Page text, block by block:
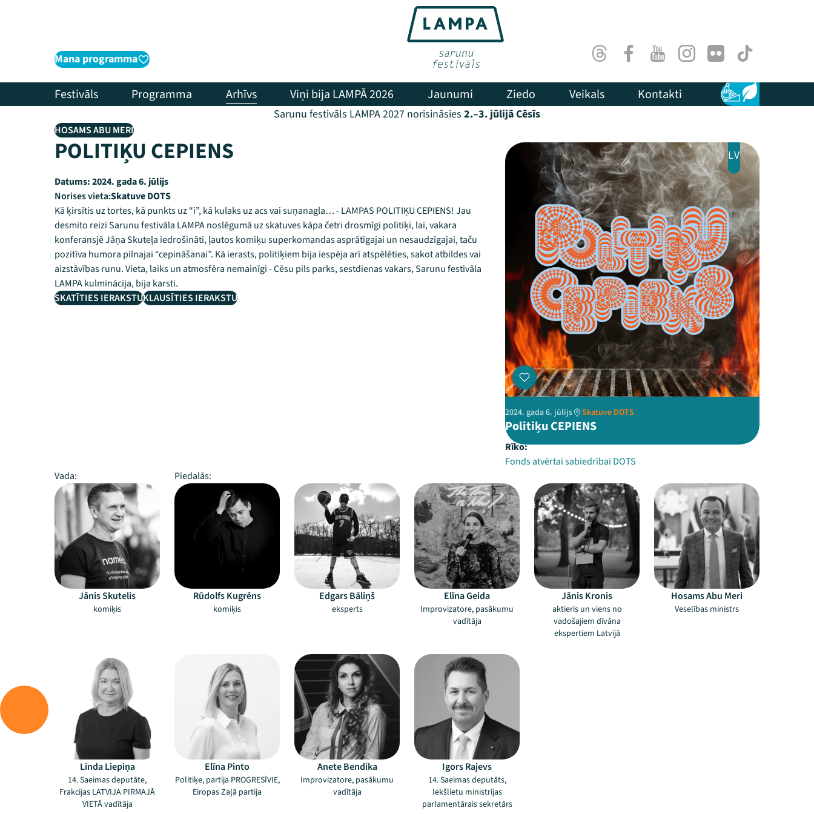
Mana programma ThreadsFacebookYoutubeInstagram
Flick TikTok
Festivāls Programma Arhīvs Viņi bija LAMPĀ 2026 Jaunumi Ziedo Veikals Kontakti Pieejamība
Ilgtspēja
Sarunu festivāls LAMPA 2027 norisināsies 2.–3. jūlijā Cēsīs
HOSAMS ABU MERI
POLITIĶU CEPIENS
Datums:2024. gada 6. jūlijs
Norises vieta:Skatuve DOTS
Kā ķirsītis uz tortes, kā punkts uz “i”, kā kulaks uz acs vai suņanagla… - LAMPAS POLITIĶU CEPIENS! Jau
desmito reizi Sarunu festivāla LAMPA noslēgumā uz skatuves kāpa četri drosmīgi politiķi, lai, vakara
konferansjē Jāņa Skuteļa iedrošināti, ļautos komiķu superkomandas asprātīgajai un nesaudzīgajai, taču
pozitīva humora pilnajai “cepināšanai”. Kā ierasts, politiķiem bija iespēja arī atspēlēties, sakot atbildes vai
aizstāvības runu. Vieta, laiks un atmosfēra nemainīgi - Cēsu pils parks, sestdienas vakars, Sarunu festivāla
LAMPA kulminācija, bija karsti.
SKATĪTIES IERAKSTUKLAUSĪTIES IERAKSTU
LV
2024. gada 6. jūlijs Skatuve DOTS
Politiķu CEPIENS
Rīko:
Fonds atvērtai sabiedrībai DOTS
Vada:
Piedalās:
Jānis Skutelis
komiķis
Rūdolfs Kugrēns
komiķis
Edgars Bāliņš
eksperts
Elīna Geida
Improvizatore, pasākumu
vadītāja
Jānis Kronis
aktieris un viens no
vadošajiem dīvāna
ekspertiem Latvijā
Hosams Abu Meri
Veselības ministrs
Linda Liepiņa
14. Saeimas deputāte,
Frakcijas LATVIJA PIRMAJĀ
VIETĀ vadītāja
Elīna Pinto
Politiķe, partija PROGRESĪVIE,
Eiropas Zaļā partija
Anete Bendika
Improvizatore, pasākumu
vadītāja
Igors Rajevs
14. Saeimas deputāts,
Iekšlietu ministrijas
parlamentārais sekretārs